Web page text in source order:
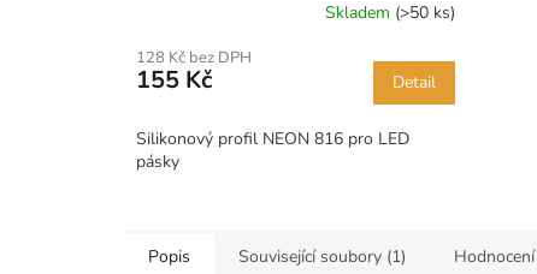
Skladem (>50 ks)
128 Kč bez DPH
155 Kč Detail
Silikonový profil NEON 816 pro LED
pásky
Popis Související soubory (1) Hodnocení